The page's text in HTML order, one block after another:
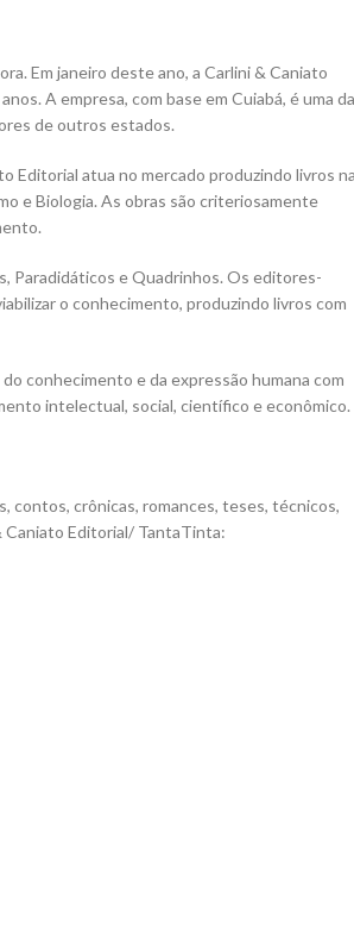
Em janeiro deste ano, a Carlini & Caniato
A empresa, com base em Cuiabá, é uma
de outros estados.
Editorial atua no mercado produzindo livros
e Biologia. As obras são criteriosamente
Paradidáticos e Quadrinhos. Os editores-
o conhecimento, produzindo livros com
conhecimento e da expressão humana com
intelectual, social, científico e econômico.
contos, crônicas, romances, teses, técnicos,
Caniato Editorial/ TantaTinta: